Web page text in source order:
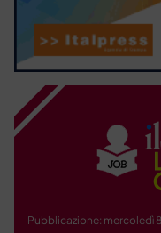
Pubblicazione: mercoledì